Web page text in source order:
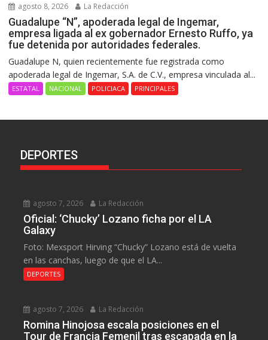
agosto 8, 2026 La Redacción
Guadalupe “N”, apoderada legal de Ingemar,
empresa ligada al ex gobernador Ernesto Ruffo, ya
fue detenida por autoridades federales.
Guadalupe N, quien recientemente fue registrada como
apoderada legal de Ingemar, S.A. de C.V., empresa vinculada al...
ESTATAL NACIONAL POLICIACA PRINCIPALES
DEPORTES
agosto 7, 2026 La Redacción
Oficial: ‘Chucky’ Lozano ficha por el LA
Galaxy
Foto: Mexsport Hirving “Chucky” Lozano está de vuelta
en las canchas, luego de que el LA...
DEPORTES
agosto 7, 2026 La Redacción
Romina Hinojosa escala posiciones en el
Tour de Francia Femenil tras escapada en la